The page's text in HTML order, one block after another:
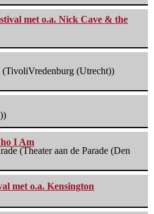
met o.a. Nick Cave & the
(Utrecht))
I Am
(Theater aan de Parade (Den
met o.a. Kensington